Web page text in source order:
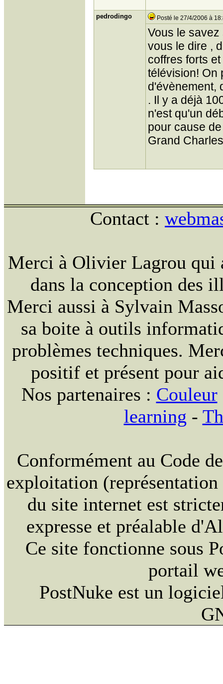
pedrodingo Posté le 27/4/2006 à
Vous le
vous le dire ,
coffres forts
télévision! On
d'évènement,
. Il y a déjà
n'est qu'un
pour cause
Grand
Contact :
Merci à Olivier Lagrou qui
dans la conception des
Merci aussi à Sylvain
sa boite à outils
problèmes techniques.
positif et présent pour
Nos partenaires : Couleur
learning -
Conformément au Code
exploitation
du site internet est
expresse et préalable
Ce site fonctionne sous
portail
PostNuke est un